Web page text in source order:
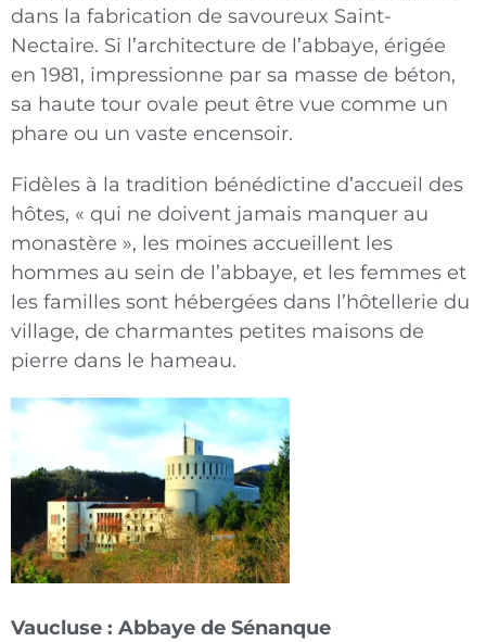
dans la fabrication de savoureux Saint-
Nectaire. Si l’architecture de l’abbaye, érigée
en 1981, impressionne par sa masse de béton,
sa haute tour ovale peut être vue comme un
phare ou un vaste encensoir.
Fidèles à la tradition bénédictine d’accueil des
hôtes, « qui ne doivent jamais manquer au
monastère », les moines accueillent les
hommes au sein de l’abbaye, et les femmes et
les familles sont hébergées dans l’hôtellerie du
village, de charmantes petites maisons de
pierre dans le hameau.
Vaucluse : Abbaye de Sénanque